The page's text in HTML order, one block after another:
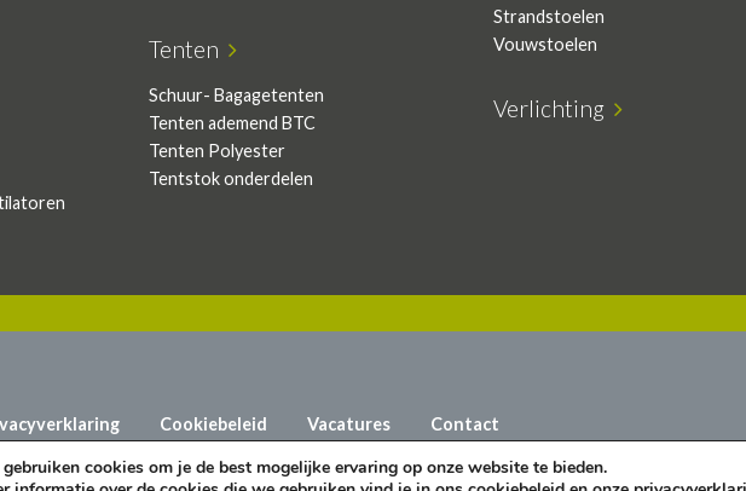
Strandstoelen
Vouwstoelen
Tenten
Schuur- Bagagetenten
Tenten ademend BTC
Tenten Polyester
Tentstok onderdelen
Verlichting
Cookiebeleid Vacatures Contact
cookies om je de best mogelijke ervaring op onze website te bieden.